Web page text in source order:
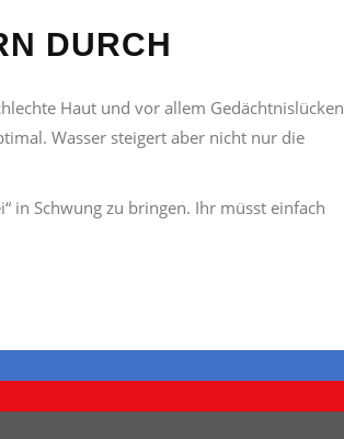
DURCH
Haut und vor allem Gedächtnislücken
Wasser steigert aber nicht nur die
in Schwung zu bringen. Ihr müsst einfach